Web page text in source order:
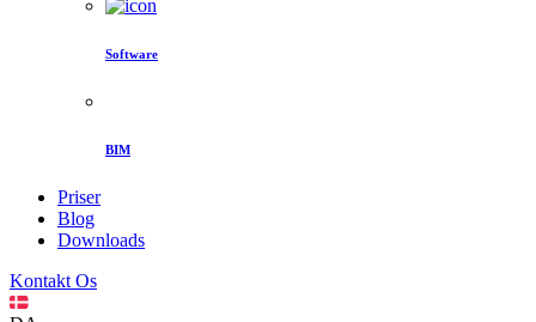
Software
BIM
Priser
Blog
Downloads
Kontakt Os